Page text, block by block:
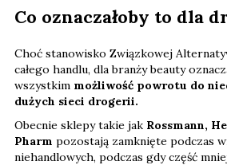
Co oznaczałoby to dla
Choć stanowisko Związkowej
całego handlu, dla branży beauty
wszystkim możliwość powrotu do
dużych sieci drogerii.
Obecnie sklepy takie jak Rossmann,
Pharm pozostają zamknięte podczas
niehandlowych, podczas gdy część